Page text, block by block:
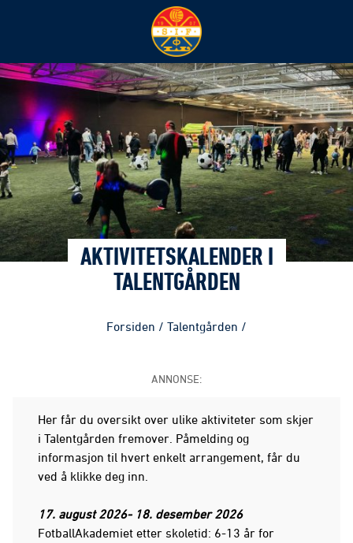
AKTIVITETSKALENDER I
TALENTGÅRDEN
Forsiden / Talentgården /
ANNONSE:
Her får du oversikt over ulike aktiviteter som skjer
i Talentgården fremover. Påmelding og
informasjon til hvert enkelt arrangement, får du
ved å klikke deg inn.
17. august 2026- 18. desember 2026
FotballAkademiet etter skoletid: 6-13 år for